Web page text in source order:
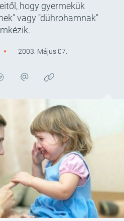
hogy gyermekük
vagy "dührohamnak"
2003. Május 07.